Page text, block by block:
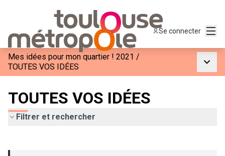
Se connecter
Mes idées pour mon quartier ! 2021 /
TOUTES VOS IDÉES
TOUTES VOS IDÉES
Filtrer et rechercher